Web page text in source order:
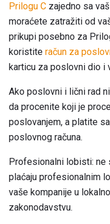
Prilogu C zajedno sa
moraćete zatražiti od
prikupi posebno za
koristite račun za
karticu za poslovni dio i
Ako poslovni i lični rad
da procenite koji je
poslovanjem, a platite
poslovnog računa.
Profesionalni lobisti:
plaćaju profesionalnim
vaše kompanije u
zakonodavstvu.